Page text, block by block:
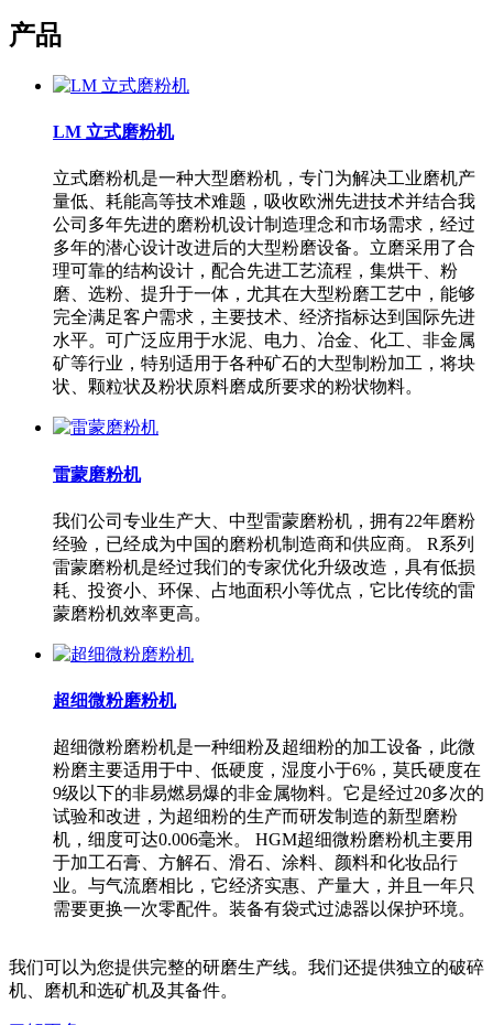
产品
LM 立式磨粉机
立式磨粉机是一种大型磨粉机，专门为解决工业磨机产
量低、耗能高等技术难题，吸收欧洲先进技术并结合我
公司多年先进的磨粉机设计制造理念和市场需求，经过
多年的潜心设计改进后的大型粉磨设备。立磨采用了合
理可靠的结构设计，配合先进工艺流程，集烘干、粉
磨、选粉、提升于一体，尤其在大型粉磨工艺中，能够
完全满足客户需求，主要技术、经济指标达到国际先进
水平。可广泛应用于水泥、电力、冶金、化工、非金属
矿等行业，特别适用于各种矿石的大型制粉加工，将块
状、颗粒状及粉状原料磨成所要求的粉状物料。
雷蒙磨粉机
我们公司专业生产大、中型雷蒙磨粉机，拥有22年磨粉
经验，已经成为中国的磨粉机制造商和供应商。 R系列
雷蒙磨粉机是经过我们的专家优化升级改造，具有低损
耗、投资小、环保、占地面积小等优点，它比传统的雷
蒙磨粉机效率更高。
超细微粉磨粉机
超细微粉磨粉机是一种细粉及超细粉的加工设备，此微
粉磨主要适用于中、低硬度，湿度小于6%，莫氏硬度在
9级以下的非易燃易爆的非金属物料。它是经过20多次的
试验和改进，为超细粉的生产而研发制造的新型磨粉
机，细度可达0.006毫米。 HGM超细微粉磨粉机主要用
于加工石膏、方解石、滑石、涂料、颜料和化妆品行
业。与气流磨相比，它经济实惠、产量大，并且一年只
需要更换一次零配件。装备有袋式过滤器以保护环境。
我们可以为您提供完整的研磨生产线。我们还提供独立的破碎
机、磨机和选矿机及其备件。